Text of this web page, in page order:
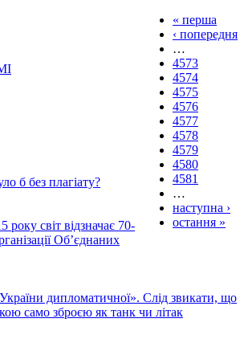
« перша
‹ попередня
…
4573
4574
4575
4576
4577
4578
4579
4580
4581
…
наступна ›
остання »
б без плагіату?
року світ відзначає 70-
Об’єднаних
дипломатичної». Слід звикати, що
само зброєю як танк чи літак